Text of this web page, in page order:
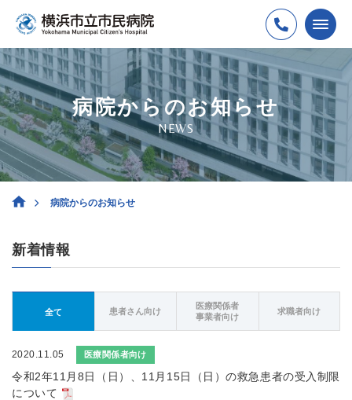
病院からのお知らせ
NEWS
病院からのお知らせ
新着情報
全て 患者さん向け
医療関係者
事業者向け
求職者向け
2020.11.05 医療関係者向け
令和2年11月8日（日）、11月15日（日）の救急患者の受入制限
について